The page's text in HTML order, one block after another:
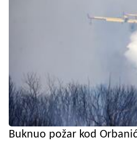
Buknuo požar kod